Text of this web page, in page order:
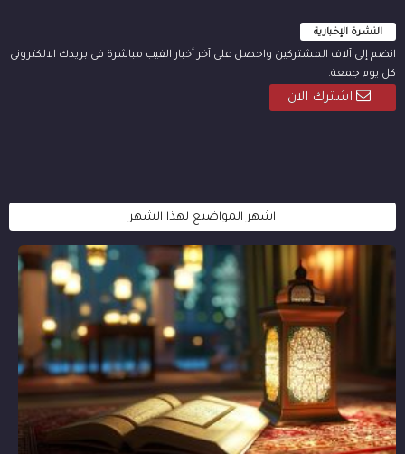
النشرة الإخبارية
انضم إلى آلاف المشتركين واحصل على آخر أخبار الفيب مباشرة في بريدك الالكتروني
كل يوم جمعة.
اشترك الان
اشهر المواضيع لهذا الشهر